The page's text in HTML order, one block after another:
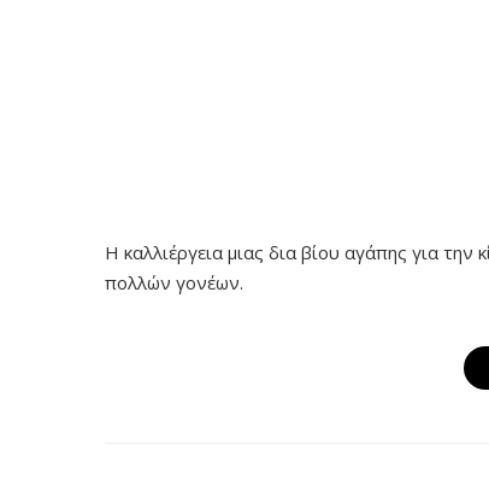
Η καλλιέργεια μιας δια βίου αγάπης για την
πολλών γονέων.